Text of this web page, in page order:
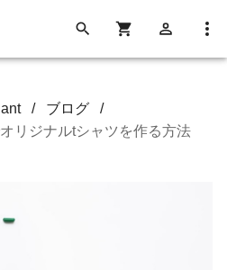
/ ブログ
/
リジナルtシャツを作る方法